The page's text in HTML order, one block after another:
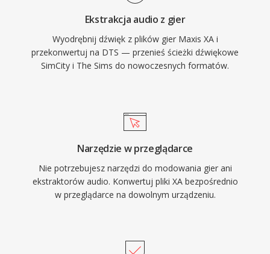
sprzetowa w amplitunerach AV, konsolach do
gier i systemach informacyjno-rozrywkowych w
samochodach, a takze solidna korekcja bledow
maskujaca drobne problemy z plyty lub
strumienia. Dla kazdego, kto pracuje z
DTS oferuje sprawdzona sciezke od miksu
Ekstrakcja audio z gier
Wyodrębnij dźwięk z plików gier Maxis XA i
przekonwertuj na DTS — przenieś ścieżki dźwiękowe
SimCity i The Sims do nowoczesnych formatów.
Narzędzie w przeglądarce
Nie potrzebujesz narzędzi do modowania gier ani
ekstraktorów audio. Konwertuj pliki XA bezpośrednio
w przeglądarce na dowolnym urządzeniu.